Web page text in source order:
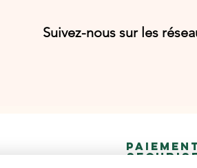
Suivez-nous sur les